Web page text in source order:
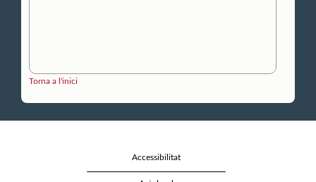
Torna a l'inici
Accessibilitat